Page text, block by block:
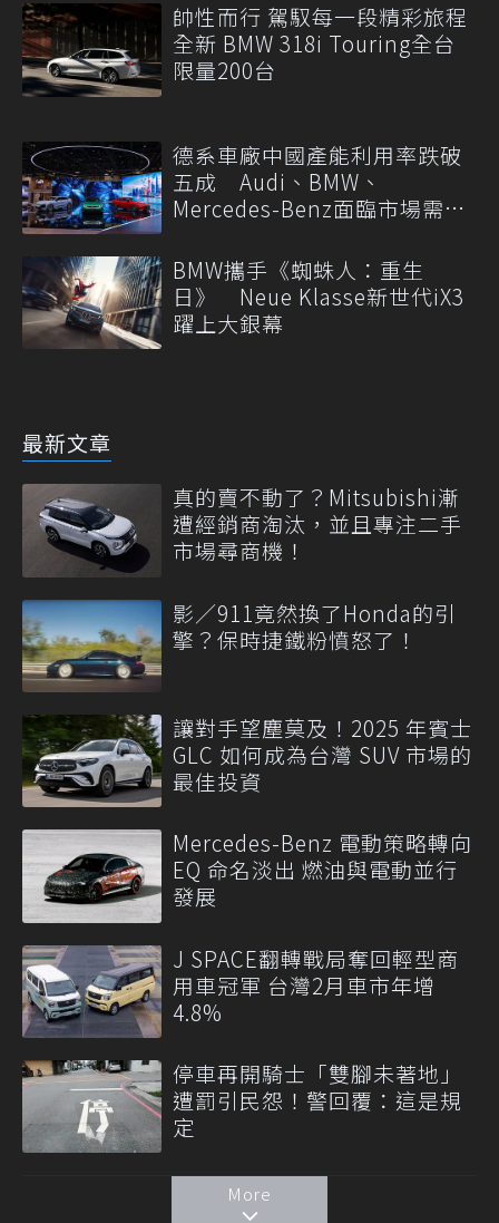
帥性而行 駕馭每一段精彩旅程
全新 BMW 318i Touring全台
限量200台
德系車廠中國產能利用率跌破
五成 Audi、BMW、
Mercedes-Benz面臨市場需求
BMW攜手《蜘蛛人：重生
日》 Neue Klasse新世代iX3
躍上大銀幕
最新文章
真的賣不動了？Mitsubishi漸
遭經銷商淘汰，並且專注二手
市場尋商機！
影／911竟然換了Honda的引
擎？保時捷鐵粉憤怒了！
讓對手望塵莫及！2025 年賓士
GLC 如何成為台灣 SUV 市場的
最佳投資
Mercedes-Benz 電動策略轉向
EQ 命名淡出 燃油與電動並行
發展
J SPACE翻轉戰局奪回輕型商
用車冠軍 台灣2月車市年增
4.8%
停車再開騎士「雙腳未著地」
遭罰引民怨！警回覆：這是規
定
More